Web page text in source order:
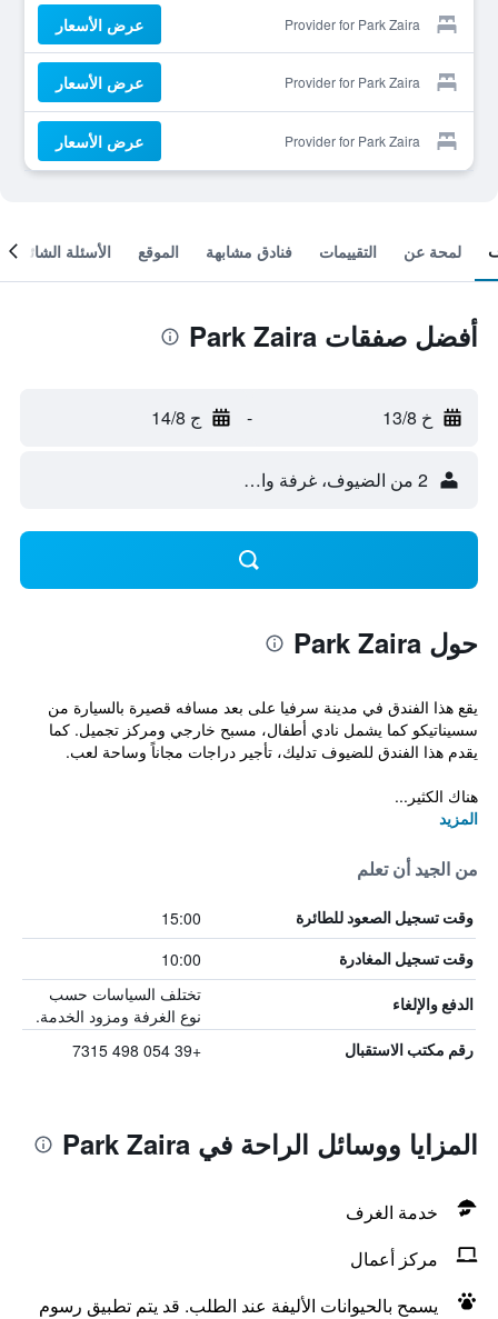
Provider for Park Zaira عرض الأسعار
Provider for Park Zaira عرض الأسعار
Provider for Park Zaira عرض الأسعار
لمحة عن التقييمات فنادق مشابهة الموقع الأسئلة الشائعة
أفضل صفقات Park Zaira
خ 13/8 - ج 14/8
2 من الضيوف، غرفة واحدة
حول Park Zaira
يقع هذا الفندق في مدينة سرفيا على بعد مسافه قصيرة بالسيارة من
سسيناتيكو كما يشمل نادي أطفال، مسبح خارجي ومركز تجميل. كما
يقدم هذا الفندق للضيوف تدليك، تأجير دراجات مجاناً وساحة لعب.
هناك الكثير...
المزيد
من الجيد أن تعلم
وقت تسجيل الصعود للطائرة 15:00
وقت تسجيل المغادرة 10:00
الدفع والإلغاء
تختلف السياسات حسب
نوع الغرفة ومزود الخدمة.
رقم مكتب الاستقبال +39 054 498 7315
المزايا ووسائل الراحة في Park Zaira
خدمة الغرف
مركز أعمال
يسمح بالحيوانات الأليفة عند الطلب. قد يتم تطبيق رسوم